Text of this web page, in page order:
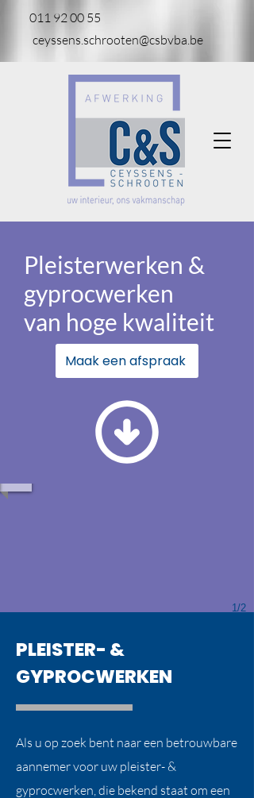
011 92 00 55
ceyssens.schrooten@csbvba.be
Pleisterwerken &
gyprocwerken
van hoge kwaliteit
Maak een afspraak
1/2
PLEISTER- &
GYPROCWERKEN
Als u op zoek bent naar een betrouwbare
aannemer voor uw pleister- &
gyprocwerken, die bekend staat om een